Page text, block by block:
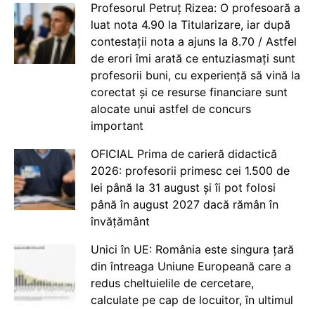
Profesorul Petruț Rizea: O profesoară a
luat nota 4.90 la Titularizare, iar după
contestații nota a ajuns la 8.70 / Astfel
de erori îmi arată ce entuziasmați sunt
profesorii buni, cu experiență să vină la
corectat și ce resurse financiare sunt
alocate unui astfel de concurs
important
OFICIAL Prima de carieră didactică
2026: profesorii primesc cei 1.500 de
lei până la 31 august și îi pot folosi
până în august 2027 dacă rămân în
învățământ
Unici în UE: România este singura țară
din întreaga Uniune Europeană care a
redus cheltuielile de cercetare,
calculate pe cap de locuitor, în ultimul